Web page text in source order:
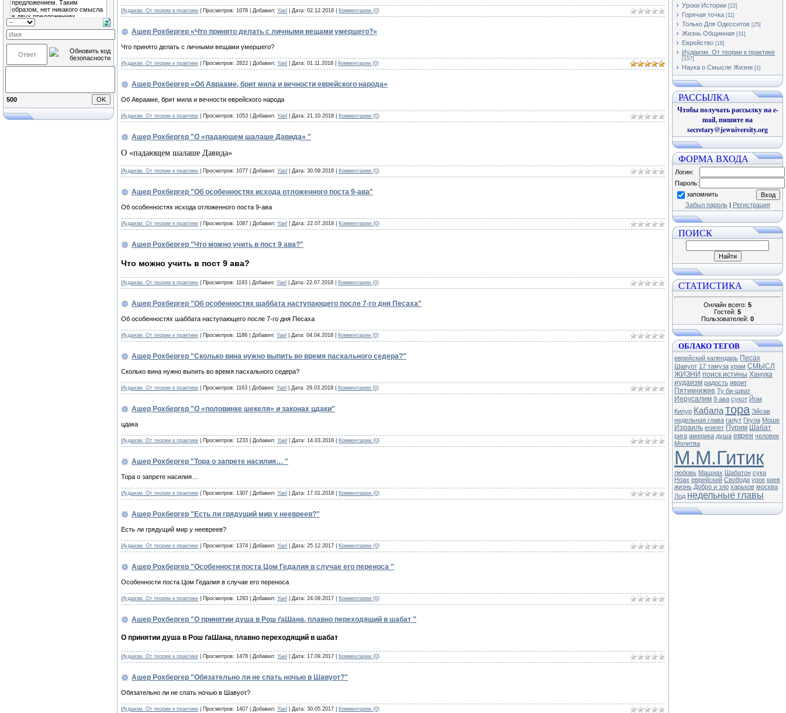
500
Иудаизм. От теории к практике | Просмотров: 1078 | Добавил: Yael | Дата: 02.12.2018 Комментарии (0)
Ашер Рохбергер «Что принято делать с личными вещами умершего?»
Что принято делать с личными вещами умершего?
Иудаизм. От теории к практике | Просмотров: 2822 | Добавил: Yael | Дата: 01.11.2018 Комментарии (0)
Ашер Рохбергер «Об Аврааме, брит мила и вечности еврейского народа»
Об Аврааме, брит мила и вечности еврейского народа
Иудаизм. От теории к практике | Просмотров: 1053 | Добавил: Yael | Дата: 21.10.2018 Комментарии (0)
Ашер Рохбергер "О «падающем шалаше Давида» "
О «падающем шалаше Давида»
Иудаизм. От теории к практике | Просмотров: 1077 | Добавил: Yael | Дата: 30.09.2018 Комментарии (0)
Ашер Рохбергер "Об особенностях исхода отложенного поста 9-ава"
Об особенностях исхода отложенного поста 9-ава
Иудаизм. От теории к практике | Просмотров: 1087 | Добавил: Yael | Дата: 22.07.2018 Комментарии (0)
Ашер Рохбергер "Что можно учить в пост 9 ава?"
Что можно учить в пост 9 ава?
Иудаизм. От теории к практике | Просмотров: 1193 | Добавил: Yael | Дата: 22.07.2018 Комментарии (0)
Ашер Рохбергер "Об особенностях шаббата наступающего после 7-го дня Песаха"
Об особенностях шаббата наступающего после 7-го дня Песаха
Иудаизм. От теории к практике | Просмотров: 1186 | Добавил: Yael | Дата: 04.04.2018 Комментарии (0)
Ашер Рохбергер "Сколько вина нужно выпить во время пасхального седера?"
Сколько вина нужно выпить во время пасхального седера?
Иудаизм. От теории к практике | Просмотров: 1163 | Добавил: Yael | Дата: 29.03.2018 Комментарии (0)
Ашер Рохбергер "О «половинке шекеля» и законах цдаки"
цдака
Иудаизм. От теории к практике | Просмотров: 1233 | Добавил: Yael | Дата: 14.03.2018 Комментарии (0)
Ашер Рохбергер "Тора о запрете насилия… "
Тора о запрете насилия…
Иудаизм. От теории к практике | Просмотров: 1307 | Добавил: Yael | Дата: 17.01.2018 Комментарии (0)
Ашер Рохбергер "Есть ли грядущий мир у неевреев?"
Есть ли грядущий мир у неевреев?
Иудаизм. От теории к практике | Просмотров: 1374 | Добавил: Yael | Дата: 25.12.2017 Комментарии (0)
Ашер Рохбергер "Особенности поста Цом Гедалия в случае его переноса "
Особенности поста Цом Гедалия в случае его переноса
Иудаизм. От теории к практике | Просмотров: 1293 | Добавил: Yael | Дата: 24.09.2017 Комментарии (0)
Ашер Рохбергер "О принятии душа в Рош ґаШана, плавно переходящий в шабат "
О принятии душа в Рош ґаШана, плавно переходящий в шабат
Иудаизм. От теории к практике | Просмотров: 1478 | Добавил: Yael | Дата: 17.09.2017 Комментарии (0)
Ашер Рохбергер "Обязательно ли не спать ночью в Шавуот?"
Обязательно ли не спать ночью в Шавуот?
Иудаизм. От теории к практике | Просмотров: 1407 | Добавил: Yael | Дата: 30.05.2017 Комментарии (0)
Уроки Истории [22]
Горячая точка [11]
Только Для Одесситов [25]
Жизнь Общинная [31]
Еврейство [18]
Иудаизм. От теории к практике
[157]
Наука о Смысле Жизни [1]
РАССЫЛКА
Чтобы получать рассылку на e-
mail, пишите на
secretary@jewniversity.org
ФОРМА ВХОДА
Логин:
Пароль:
запомнить
Забыл пароль| Регистрация
ПОИСК
СТАТИСТИКА
Онлайн всего: 5
Гостей: 5
Пользователей: 0
ОБЛАКО ТЕГОВ
еврейский календарь Песах
Шавуот 17 тамуза храм СМЫСЛ
ЖИЗНИ поиск истины Ханука
иудаизм радость иврит
Пятикнижие Ту би-шват
Иерусалим 9 ава сукот Йом
Кипур Кабалатора Эйсав
недельная глава галут Геула Моше
Израиль египет Пурим Шабат
рига америка душа евреи человек
Молитва
М.М.Гитик
любовь Машиах Шабатон сука
Ноах еврейский Свобода урок киев
жизнь Добро и зло харьков москва
Лод недельные главы